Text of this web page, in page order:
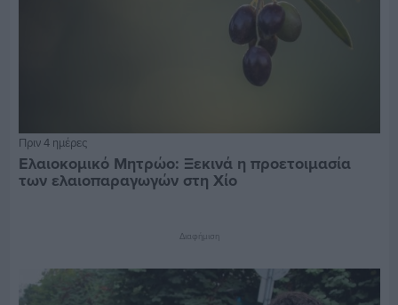
Πριν 4 ημέρες
Ελαιοκομικό Μητρώο: Ξεκινά η προετοιμασία
των ελαιοπαραγωγών στη Χίο
Διαφήμιση